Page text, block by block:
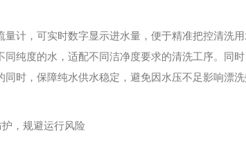
，可实时数字显示进水量，便于精准把控清洗用
同纯度的水，适配不同洁净度要求的清洗工序。同
同时，保障纯水供水稳定，避免因水压不足影响漂洗
，规避运行风险